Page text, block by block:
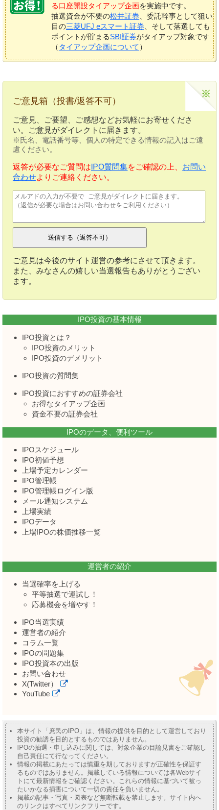
る口座開設タイアップ企画を実施中です。
抽選資金が不要の松井証券 、委託幹事として狙い
目の三菱UFJ eスマート証券 、そして落選しても
ポイントが貯まるSBI証券がタイアップ対象です
（ タイアップ企画について ）
ご意見箱（投書/返答不可）
ご意見、ご要望、ご感想などお気軽にお寄せくださ
い。ご意見がダイレクトに届きます。
※氏名、電話番号等、個人の特定できる情報の記入はご遠
慮ください。
返答が必要なご質問は IPO質問集をご確認の上、 お問い
合わせよりご連絡ください。
ご意見は今後のサイト運営の参考にさせて頂きます。
また、みなさんの嬉しい当選報告もありがとうござい
ます。
IPO投資の基本情報
IPO投資とは？
IPO投資のメリット
IPO投資のデメリット
IPO投資の質問集
IPO投資におすすめの証券会社
お得なタイアップ企画
資金不要の証券会社
IPOのデータ、便利ツール
IPOスケジュール
IPO初値予想
上場予定カレンダー
IPO管理帳
IPO管理帳ログイン版
メール通知システム
上場実績
IPOデータ
上場IPOの株価推移一覧
運営者の紹介
当選確率を上げる
平等抽選で運試し！
応募機会を増やす！
IPO当選実績
運営者の紹介
コラム一覧
IPOの問題集
IPO投資本の出版
お問い合わせ
X(Twitter）
YouTube
本サイト「庶民のIPO」は、情報の提供を目的として運営しており
投資の勧誘を目的とするものではありません。
IPOの抽選・申し込みに関しては、対象企業の目論見書をご確認し
自己責任にて行なってください。
情報の掲載にあたっては慎重を期しておりますが正確性を保証す
るものではありません。掲載している情報については各Webサイ
トにて最新情報をご確認ください。これらの情報に基づいて被っ
たいかなる損害について一切の責任を負いません。
掲載の記事・写真・図表など無断転載を禁止します。サイト内へ
のリンクはすべてリンクフリーです。